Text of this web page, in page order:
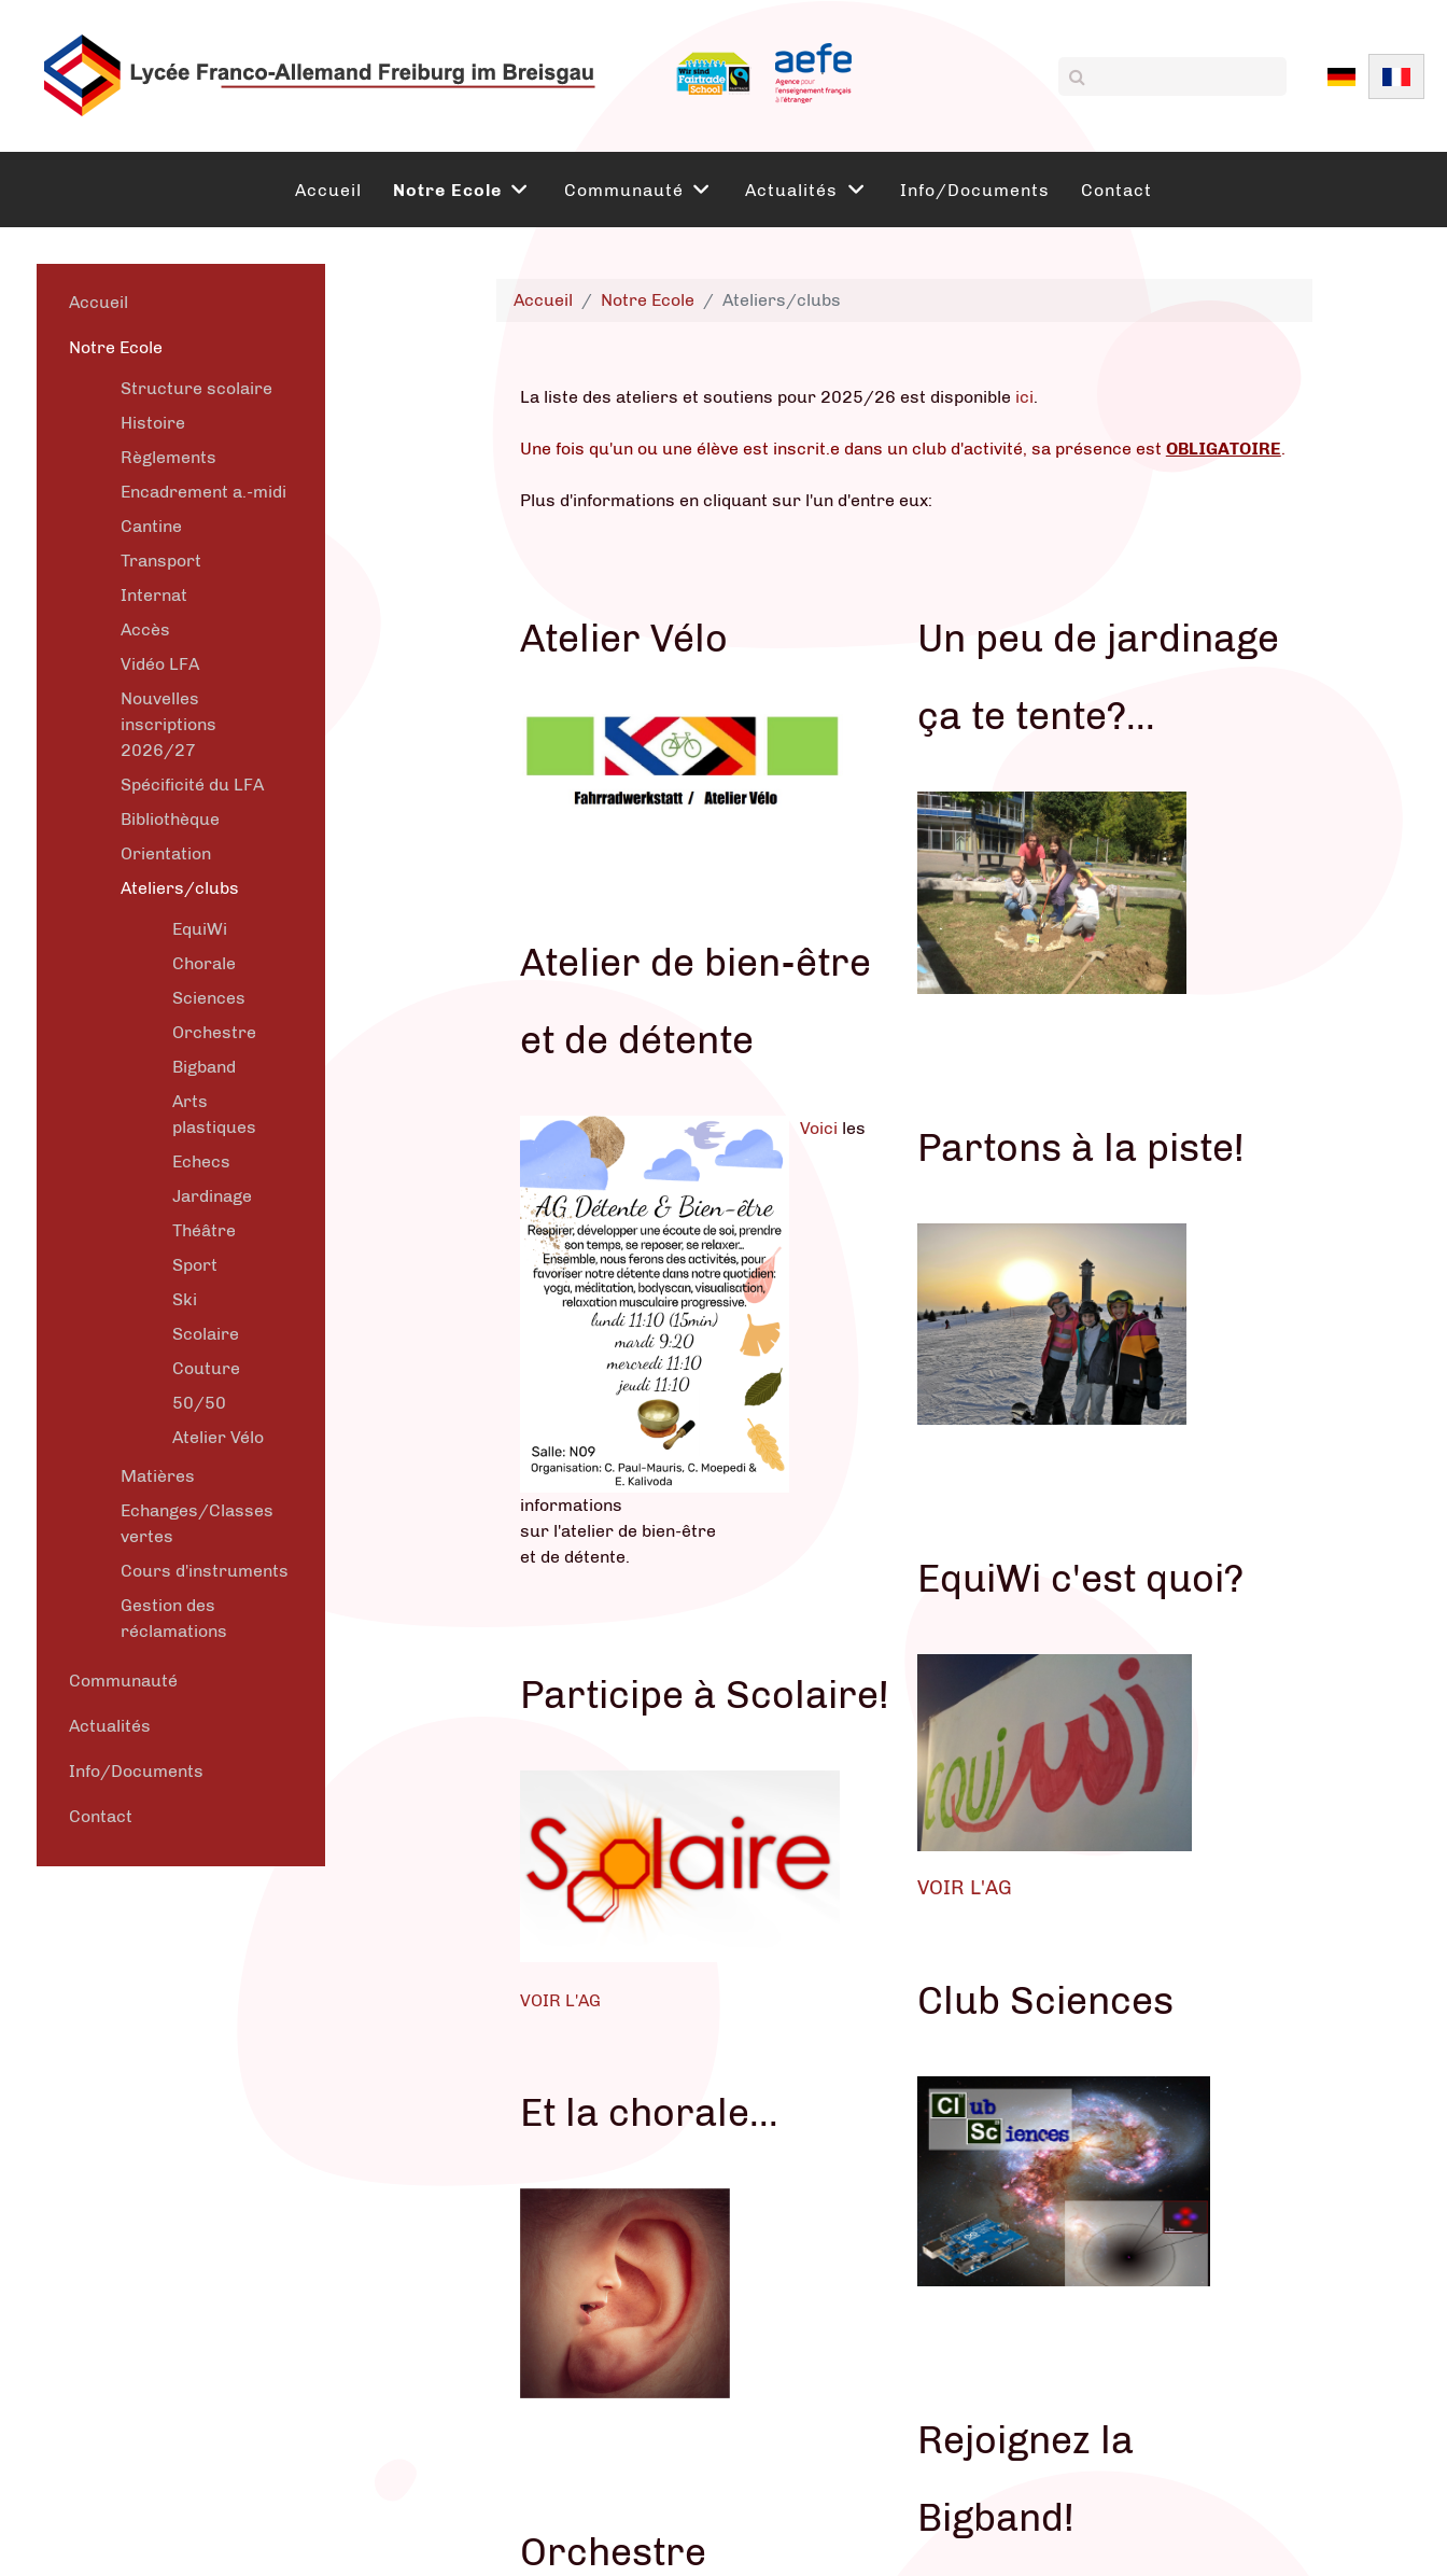
Sélectionnez
Accueil Notre Ecole Communauté Actualités Info/Documents Contact
Accueil
Notre Ecole
Structure scolaire
Histoire
Règlements
Encadrement a.-midi
Cantine
Transport
Internat
Accès
Vidéo LFA
Nouvelles
inscriptions
2026/27
Spécificité du LFA
Bibliothèque
Orientation
Ateliers/clubs
EquiWi
Chorale
Sciences
Orchestre
Bigband
Arts
plastiques
Echecs
Jardinage
Théâtre
Sport
Ski
Scolaire
Couture
50/50
Atelier Vélo
Matières
Echanges/Classes
vertes
Cours d'instruments
Gestion des
réclamations
Communauté
Actualités
Info/Documents
Contact
Accueil Notre Ecole Ateliers/clubs
La liste des ateliers et soutiens pour 2025/26 est disponible ici.
Une fois qu'un ou une élève est inscrit.e dans un club d'activité, sa présence est OBLIGATOIRE.
Plus d'informations en cliquant sur l'un d'entre eux:
Atelier Vélo
Atelier de bien-être
et de détente
Voici les
informations
sur l'atelier de bien-être
et de détente.
Participe à Scolaire!
VOIR L'AG
Et la chorale...
Orchestre
Un peu de jardinage
ça te tente?...
Partons à la piste!
EquiWi c'est quoi?
VOIR L'AG
Club Sciences
Rejoignez la
Bigband!